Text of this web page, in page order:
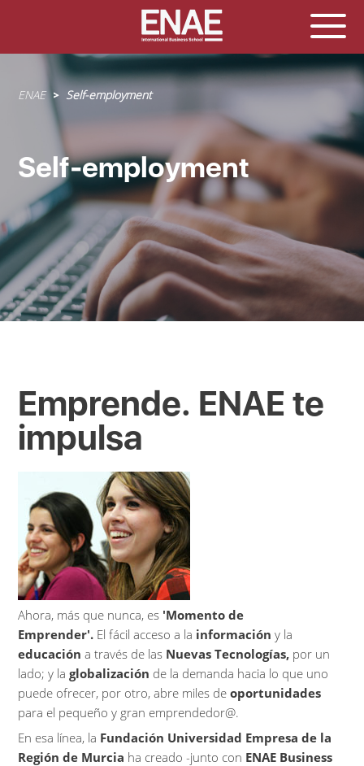
Sobrescribir
enlaces
a
la
navegación
ENAE Self-employment
Self-employment
Emprende. ENAE te
impulsa
Ahora, más que nunca, es 'Momento de
Emprender'. El fácil acceso a la información y la
educación a través de las Nuevas Tecnologías, por un
lado; y laglobalización de la demanda hacia lo que uno
puede ofrecer, por otro, abre miles deoportunidades
para el pequeño y gran emprendedor@.
En esa línea, la Fundación Universidad Empresa de la
Región de Murcia ha creado -junto con ENAE Business